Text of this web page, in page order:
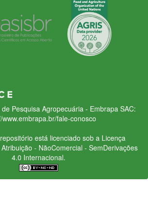
Pesquisa Agropecuária - Embrapa SAC:
www.embrapa.br/fale-conosco
está licenciado sob a Licença
- NãoComercial - SemDerivações
4.0 Internacional.